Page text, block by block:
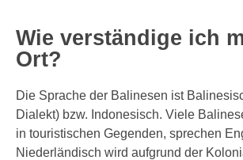
Wie verständige ich
Ort?
Die Sprache der Balinesen ist
Dialekt) bzw. Indonesisch. Viele
in touristischen Gegenden, sprechen
Niederländisch wird aufgrund der